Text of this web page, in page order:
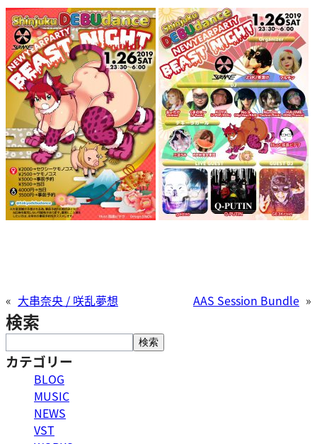
« 大串奈央 / 咲乱夢想 AAS Session Bundle »
検索
索
検索
カテゴリー
BLOG
MUSIC
NEWS
VST